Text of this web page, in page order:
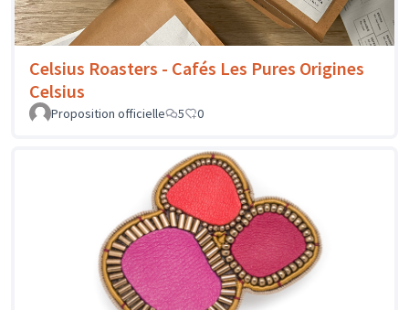
Celsius Roasters - Cafés Les Pures Origines
Celsius
Proposition officielle 5 0